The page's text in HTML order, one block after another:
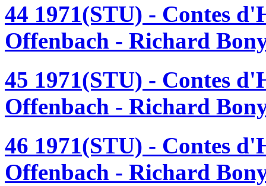
44 1971(STU) - Contes
Offenbach - Richard
45 1971(STU) - Contes
Offenbach - Richard
46 1971(STU) - Contes
Offenbach - Richard